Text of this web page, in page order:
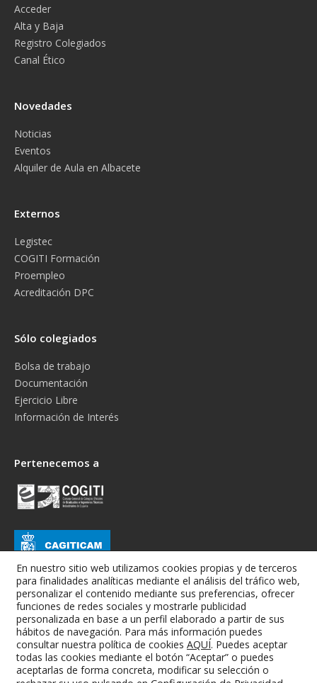
Acceder
Alta y Baja
Registro Colegiados
Canal Ético
Novedades
Noticias
Eventos
Alquiler de Aula en Albacete
Externos
Legistec
COGITI Formación
Proempleo
Acreditación DPC
Sólo colegiados
Bolsa de trabajo
Documentación
Ejercicio Libre
Información de Interés
Pertenecemos a
Colegio Oficial de Graduados e Ingenieros Técnicos Industriales de
Albacete
En nuestro sitio web utilizamos cookies propias y de terceros
para finalidades analíticas mediante el análisis del tráfico web,
personalizar el contenido mediante sus preferencias, ofrecer
funciones de redes sociales y mostrarle publicidad
personalizada en base a un perfil elaborado a partir de sus
hábitos de navegación. Para más información puedes
consultar nuestra política de cookies AQUÍ. Puedes aceptar
todas las cookies mediante el botón “Aceptar” o puedes
aceptarlas de forma concreta, modificar su selección o